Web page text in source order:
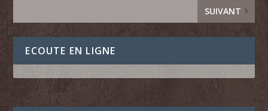
SUIVANT
ECOUTE EN LIGNE